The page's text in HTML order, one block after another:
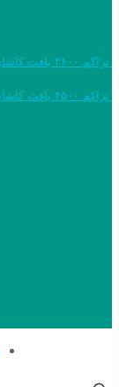
خرید به قیمت فرش ماشینی ۱۲۰۰ شانه
خرید به قیمت فرش ماشینی ۱۵۰۰ شانه